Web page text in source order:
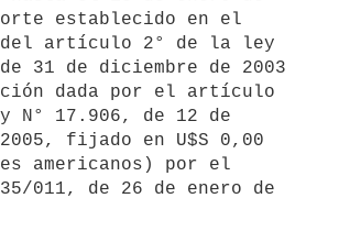
establecido en el
artículo 2° de la ley
31 de diciembre de 2003
dada por el artículo
N° 17.906, de 12 de
fijado en U$S 0,00
americanos) por el
011, de 26 de enero de